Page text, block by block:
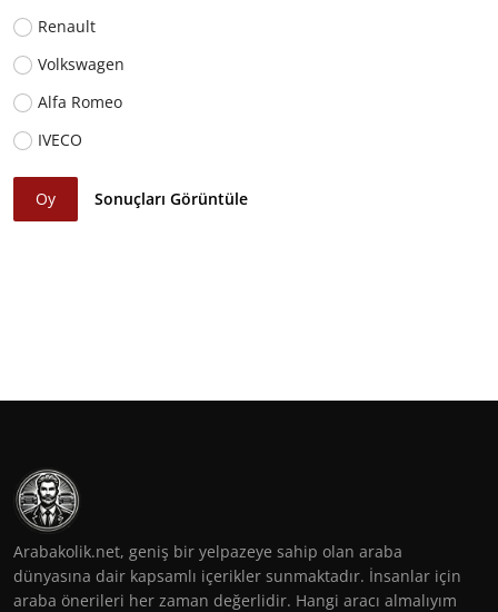
Renault
Volkswagen
Alfa Romeo
IVECO
Oy Sonuçları Görüntüle
Arabakolik.net, geniş bir yelpazeye sahip olan araba
dünyasına dair kapsamlı içerikler sunmaktadır. İnsanlar için
araba önerileri her zaman değerlidir. Hangi aracı almalıyım